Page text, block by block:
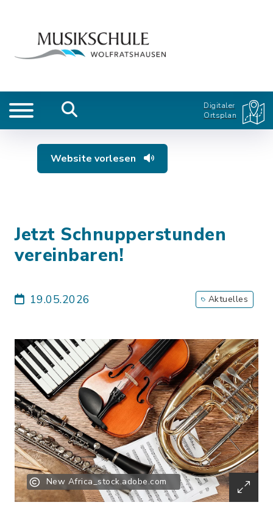
Digitaler
Ortsplan
Website vorlesen
Jetzt Schnupperstunden
vereinbaren!
19.05.2026 Aktuelles
New Africa_stock.adobe.com